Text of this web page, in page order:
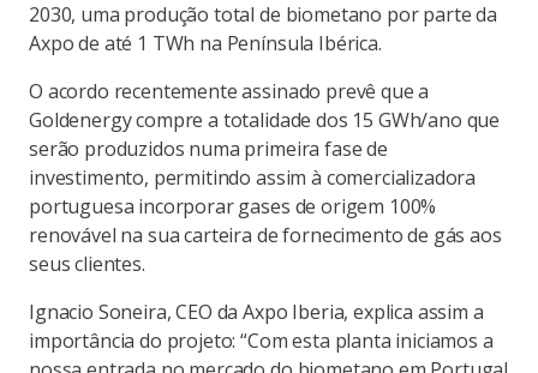
2030, uma produção total de biometano por parte da
Axpo de até 1 TWh na Península Ibérica.
O acordo recentemente assinado prevê que a
Goldenergy compre a totalidade dos 15 GWh/ano que
serão produzidos numa primeira fase de
investimento, permitindo assim à comercializadora
portuguesa incorporar gases de origem 100%
renovável na sua carteira de fornecimento de gás aos
seus clientes.
Ignacio Soneira, CEO da Axpo Iberia, explica assim a
importância do projeto: “Com esta planta iniciamos a